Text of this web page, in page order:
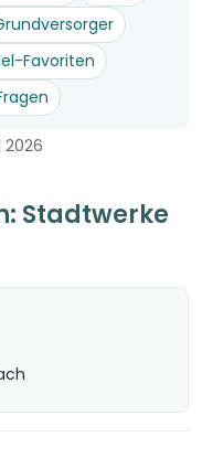
Favoriten
Stadtwerke